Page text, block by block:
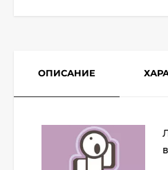
ОПИСАНИЕ